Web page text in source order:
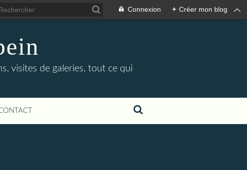
Connexion + Créer mon blog
visites de galeries, tout ce qui